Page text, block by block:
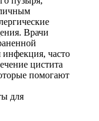
Врачи
инфекция, часто
цистита
помогают
для